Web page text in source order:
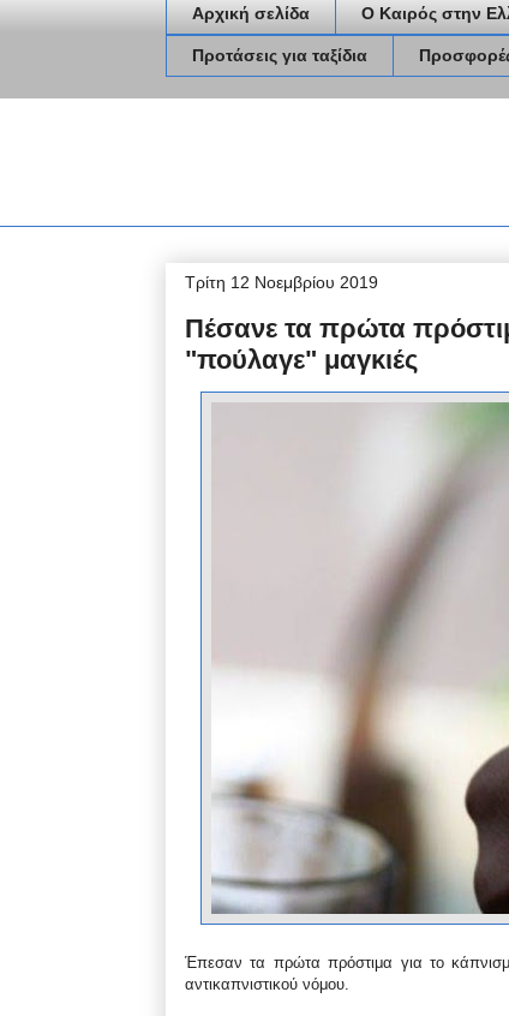
Αρχική σελίδα Ο Καιρός στην
Προτάσεις για ταξίδια
Τρίτη 12 Νοεμβρίου 2019
Πέσανε τα πρώτα
"πούλαγε" μαγκιές
Έπεσαν τα πρώτα πρόστιμα για το
αντικαπνιστικού νόμου.